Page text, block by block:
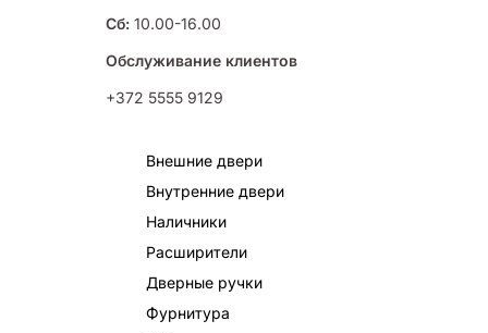
Сб:10.00-16.00
Обслуживание клиентов
+372 5555 9129
Внешние двери
Внутренние двери
Наличники
Расширители
Дверные ручки
Фурнитура